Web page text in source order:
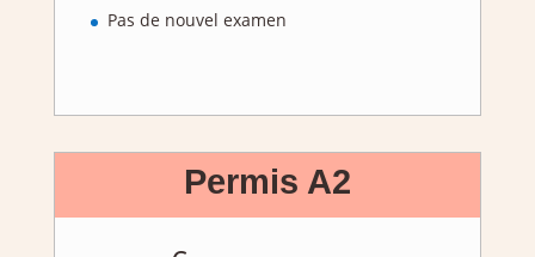
Pas de nouvel examen
Permis A2